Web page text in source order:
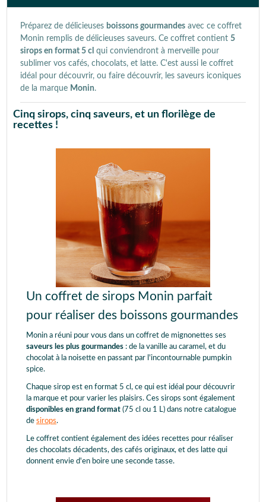
Préparez de délicieuses boissons gourmandes avec ce coffret
Monin remplis de délicieuses saveurs. Ce coffret contient 5
sirops en format 5 cl qui conviendront à merveille pour
sublimer vos cafés, chocolats, et latte. C'est aussi le coffret
idéal pour découvrir, ou faire découvrir, les saveurs iconiques
de la marque Monin.
Cinq sirops, cinq saveurs, et un florilège de
recettes !
Un coffret de sirops Monin parfait
pour réaliser des boissons gourmandes
Monin a réuni pour vous dans un coffret de mignonettes ses
saveurs les plus gourmandes : de la vanille au caramel, et du
chocolat à la noisette en passant par l'incontournable pumpkin
spice.
Chaque sirop est en format 5 cl, ce qui est idéal pour découvrir
la marque et pour varier les plaisirs. Ces sirops sont également
disponibles en grand format (75 cl ou 1 L) dans notre catalogue
de sirops.
Le coffret contient également des idées recettes pour réaliser
des chocolats décadents, des cafés originaux, et des latte qui
donnent envie d'en boire une seconde tasse.